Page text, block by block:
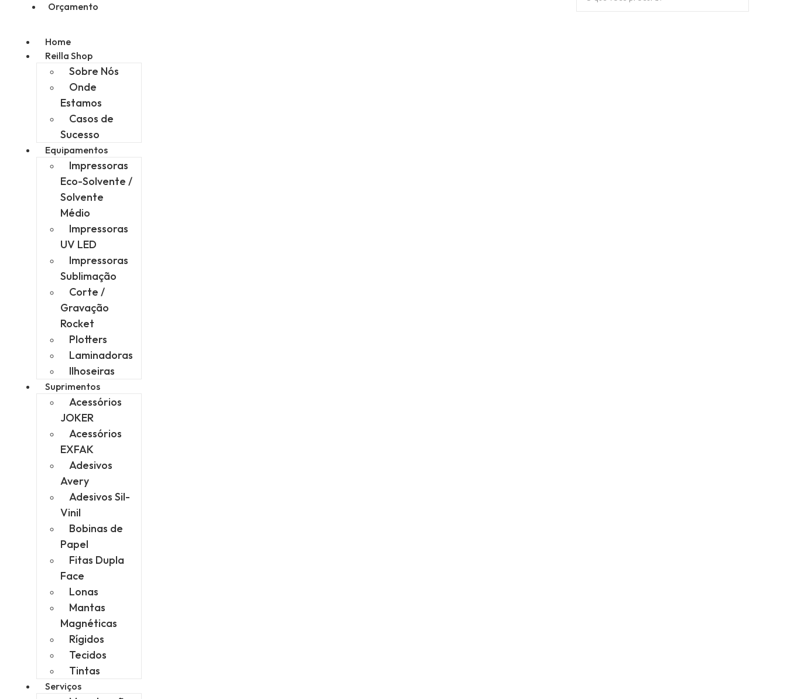
Orçamento
Home
Reilla Shop
Sobre Nós
Onde
Estamos
Casos de
Sucesso
Equipamentos
Impressoras
Eco-Solvente /
Solvente
Médio
Impressoras
UV LED
Impressoras
Sublimação
Corte /
Gravação
Rocket
Plotters
Laminadoras
Ilhoseiras
Suprimentos
Acessórios
JOKER
Acessórios
EXFAK
Adesivos
Avery
Adesivos Sil-
Vinil
Bobinas de
Papel
Fitas Dupla
Face
Lonas
Mantas
Magnéticas
Rígidos
Tecidos
Tintas
Serviços